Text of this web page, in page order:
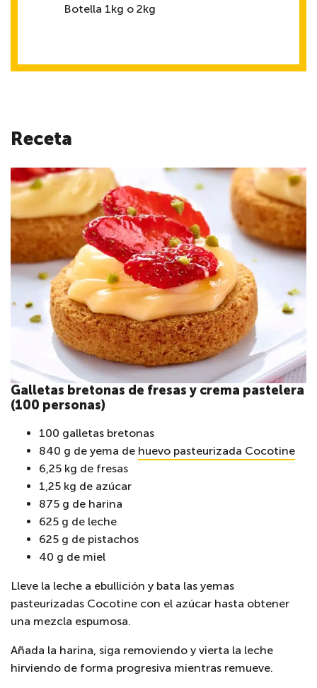
Botella 1kg o 2kg
Receta
Galletas bretonas de fresas y crema pastelera
(100 personas)
100 galletas bretonas
840 g de yema de huevo pasteurizada Cocotine
6,25 kg de fresas
1,25 kg de azúcar
875 g de harina
625 g de leche
625 g de pistachos
40 g de miel
Lleve la leche a ebullición y bata las yemas
pasteurizadas Cocotine con el azúcar hasta obtener
una mezcla espumosa.
Añada la harina, siga removiendo y vierta la leche
hirviendo de forma progresiva mientras remueve.